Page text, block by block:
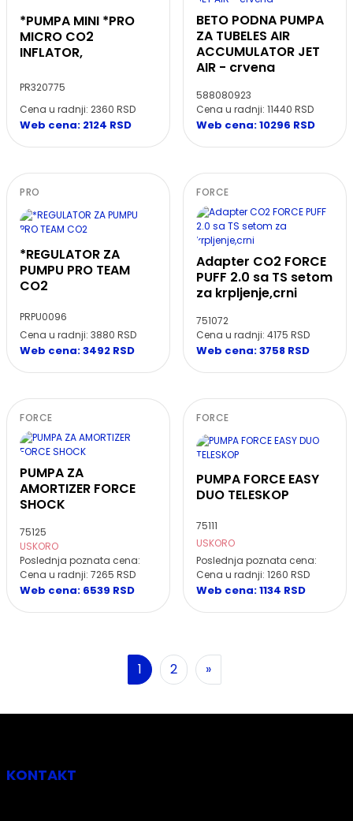
*PUMPA MINI *PRO
MICRO CO2
INFLATOR,
PR320775
Cena u radnji: 2360 RSD
Web cena: 2124 RSD
BETO PODNA PUMPA
ZA TUBELES AIR
ACCUMULATOR JET
AIR - crvena
588080923
Cena u radnji: 11440 RSD
Web cena: 10296 RSD
PRO
*REGULATOR ZA
PUMPU PRO TEAM
CO2
PRPU0096
Cena u radnji: 3880 RSD
Web cena: 3492 RSD
FORCE
Adapter CO2 FORCE
PUFF 2.0 sa TS setom
za krpljenje,crni
751072
Cena u radnji: 4175 RSD
Web cena: 3758 RSD
FORCE
PUMPA ZA
AMORTIZER FORCE
SHOCK
75125
USKORO
Poslednja poznata cena:
Cena u radnji: 7265 RSD
Web cena: 6539 RSD
FORCE
PUMPA FORCE EASY
DUO TELESKOP
75111
USKORO
Poslednja poznata cena:
Cena u radnji: 1260 RSD
Web cena: 1134 RSD
1 2 »Sledeća
KONTAKT